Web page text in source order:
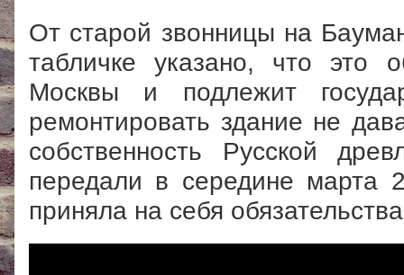
От старой звонницы на
табличке указано, что это
Москвы и подлежит
ремонтировать здание не
собственность Русской
передали в середине марта
приняла на себя